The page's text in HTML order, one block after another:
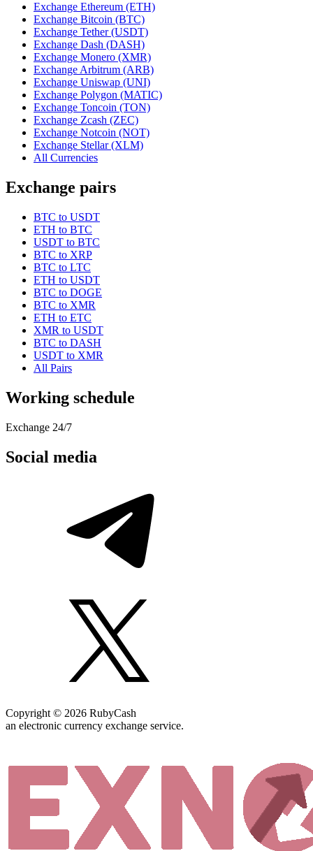
Exchange Ethereum (ETH)
Exchange Bitcoin (BTC)
Exchange Tether (USDT)
Exchange Dash (DASH)
Exchange Monero (XMR)
Exchange Arbitrum (ARB)
Exchange Uniswap (UNI)
Exchange Polygon (MATIC)
Exchange Toncoin (TON)
Exchange Zcash (ZEC)
Exchange Notcoin (NOT)
Exchange Stellar (XLM)
All Currencies
Exchange pairs
BTC to USDT
ETH to BTC
USDT to BTC
BTC to XRP
BTC to LTC
ETH to USDT
BTC to DOGE
BTC to XMR
ETH to ETC
XMR to USDT
BTC to DASH
USDT to XMR
All Pairs
Working schedule
Exchange 24/7
Social media
Copyright © 2026 RubyCash
an electronic currency exchange service.